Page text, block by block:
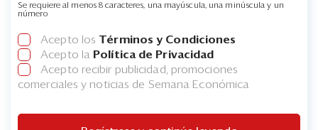
Se requiere al menos 8 caracteres, una mayúscula, una minúscula y un
número
Acepto los Términos y Condiciones
Acepto la Política de Privacidad
Acepto recibir publicidad, promociones
comerciales y noticias de Semana Económica